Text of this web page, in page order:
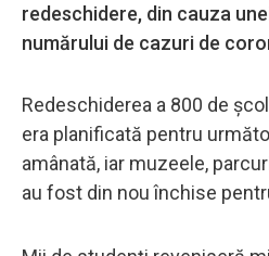
redeschidere, din cauza
numărului de cazuri de
Redeschiderea a 800 de
era planificată pentru
amânată, iar muzeele,
au fost din nou închise